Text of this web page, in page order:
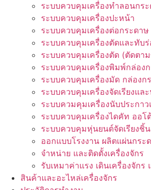
ระบบควบคุมเครื่องทำลอนกร
ระบบควบคุมเครื่องปะหน้า
ระบบควบคุมเครื่องต่อกระดาษ
ระบบควบคุมเครื่องตัดและทับร่
ระบบควบคุมเครื่องตัด (ตัดตา
ระบบควบคุมเครื่องพิมพ์กล่อง
ระบบควบคุมเครื่องมัด กล่องก
ระบบควบคุมเครื่องจัดเรียงแล
ระบบควมคุมเครื่องนับประกา
ระบบควบคุมเครื่องไดคัท ออโ
ระบบควบคุมหุ่นยนต์จัดเรียงชิ้
ออกแบบโรงงาน ผลิตแผ่นกร
จำหน่าย และติดตั้งเครื่องจักร
รับเหมาค่าแรง เดินเครื่องจัก
สินค้าและอะไหล่เครื่องจักร